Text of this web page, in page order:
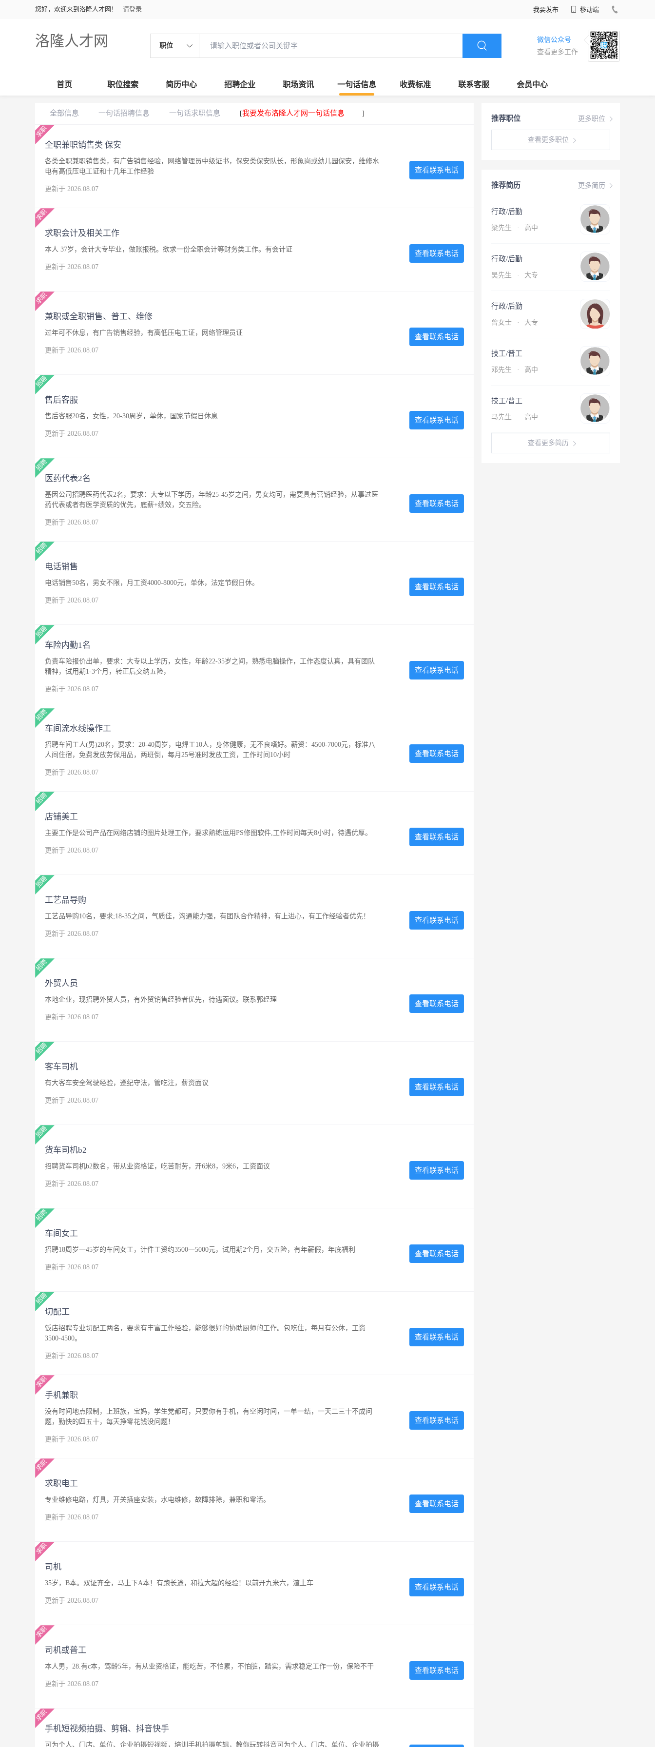
您好，欢迎来到洛隆人才网！ 请登录 我要发布 移动端
洛隆人才网 职位
微信公众号
查看更多工作
首页 职位搜索 简历中心 招聘企业 职场资讯 一句话信息 收费标准 联系客服 会员中心
更多职位
推荐职位
查看更多职位
更多简历
推荐简历
行政/后勤
梁先生 · 高中
行政/后勤
吴先生 · 大专
行政/后勤
曾女士 · 大专
技工/普工
邓先生 · 高中
技工/普工
马先生 · 高中
查看更多简历
全部信息 一句话招聘信息 一句话求职信息 [我要发布洛隆人才网一句话信息 ]
全职兼职销售类 保安
各类全职兼职销售类，有广告销售经验，网络管理员中级证书，保安类保安队长，形象岗或幼儿园保安，维修水
电有高低压电工证和十几年工作经验
更新于 2026.08.07
查看联系电话
求职会计及相关工作
本人 37岁，会计大专毕业，做账报税。欲求一份全职会计等财务类工作。有会计证
更新于 2026.08.07
查看联系电话
兼职或全职销售、普工、维修
过年可不休息，有广告销售经验，有高低压电工证，网络管理员证
更新于 2026.08.07
查看联系电话
售后客服
售后客服20名，女性，20-30周岁，单休，国家节假日休息
更新于 2026.08.07
查看联系电话
医药代表2名
基因公司招聘医药代表2名，要求：大专以下学历，年龄25-45岁之间，男女均可，需要具有营销经验，从事过医
药代表或者有医学资质的优先，底薪+绩效，交五险。
更新于 2026.08.07
查看联系电话
电话销售
电话销售50名，男女不限，月工资4000-8000元，单休，法定节假日休。
更新于 2026.08.07
查看联系电话
车险内勤1名
负责车险报价出单，要求：大专以上学历，女性，年龄22-35岁之间，熟悉电脑操作，工作态度认真，具有团队
精神，试用期1-3个月，转正后交纳五险，
更新于 2026.08.07
查看联系电话
车间流水线操作工
招聘车间工人(男)20名，要求：20-40周岁，电焊工10人，身体健康，无不良嗜好。薪资：4500-7000元，标准八
人间住宿，免费发放劳保用品，两班倒，每月25号准时发放工资，工作时间10小时
更新于 2026.08.07
查看联系电话
店铺美工
主要工作是公司产品在网络店铺的图片处理工作，要求熟练运用PS修图软件,工作时间每天8小时，待遇优厚。
更新于 2026.08.07
查看联系电话
工艺品导购
工艺品导购10名，要求;18-35之间，气质佳，沟通能力强，有团队合作精神，有上进心，有工作经验者优先！
更新于 2026.08.07
查看联系电话
外贸人员
本地企业，现招聘外贸人员，有外贸销售经验者优先，待遇面议。联系郭经理
更新于 2026.08.07
查看联系电话
客车司机
有大客车安全驾驶经验，遵纪守法，管吃注，薪资面议
更新于 2026.08.07
查看联系电话
货车司机b2
招聘货车司机b2数名，带从业资格证，吃苦耐劳，开6米8，9米6，工资面议
更新于 2026.08.07
查看联系电话
车间女工
招聘18周岁一45岁的车间女工，计件工资约3500一5000元，试用期2个月，交五险，有年薪假，年底福利
更新于 2026.08.07
查看联系电话
切配工
饭店招聘专业切配工两名，要求有丰富工作经验，能够很好的协助厨师的工作。包吃住，每月有公休，工资
3500-4500。
更新于 2026.08.07
查看联系电话
手机兼职
没有时间地点限制，上班族，宝妈，学生党都可，只要你有手机，有空闲时间，一单一结，一天二三十不成问
题，勤快的四五十，每天挣零花钱没问题！
更新于 2026.08.07
查看联系电话
求职电工
专业维修电路，灯具，开关插座安装，水电维修，故障排除，兼职和零活。
更新于 2026.08.07
查看联系电话
司机
35岁，B本。双证齐全，马上下A本！有跑长途，和拉大超的经验！以前开九米六，渣土车
更新于 2026.08.07
查看联系电话
司机或普工
本人男，28.有c本，驾龄5年，有从业资格证，能吃苦，不怕累，不怕脏，踏实，需求稳定工作一份，保险不干
更新于 2026.08.07
查看联系电话
手机短视频拍摄、剪辑、抖音快手
可为个人、门店、单位、企业拍摄短视频，培训手机拍摄剪辑，教你玩转抖音可为个人、门店、单位、企业拍摄